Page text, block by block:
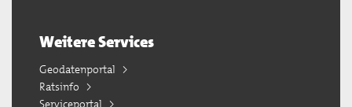
Weitere Services
Geodatenportal
Ratsinfo
Serviceportal